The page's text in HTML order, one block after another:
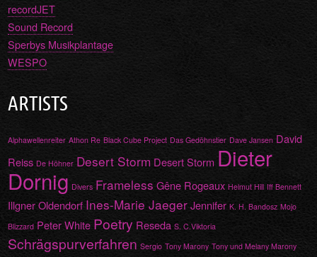
recordJET
Sound Record
Sperbys Musikplantage
WESPO
ARTISTS
Alphawellenreiter Athon Re Black Cube Project Das Gedöhnstier Dave Jansen David
Reiss De Höhner Desert Storm Desert Storm Dieter
Dornig Divers Frameless Gêne Rogeaux Helmut Hill Iff Bennett
Illgner Oldendorf Ines-Marie Jaeger Jennifer K. H. Bandosz Mojo
Blizzard Peter White Poetry Reseda S. C.Viktoria
Schrägspurverfahren Sergio Tony Marony Tony und Melany Marony